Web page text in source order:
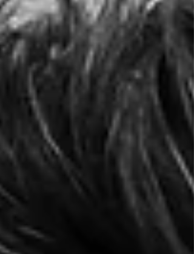
autour de la problématique des affects, de
“bonne distance” ou "la juste proximité"
dans la relation d'accompagnement. Dans
un contexte d'évolution de la relation
d'accompagnement vers plus
d’horizontalité, ces questions ne manquent
pas de bousculer certaines de nos